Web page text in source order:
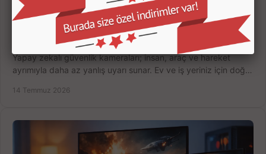
Yapay Zekalı Güvenlik Kameraları Nasıl Seçilir?
Yapay zekalı güvenlik kameraları; insan, araç ve hareket
ayrımıyla daha az yanlış uyarı sunar. Ev ve iş yeriniz için doğru
14 Temmuz 2026